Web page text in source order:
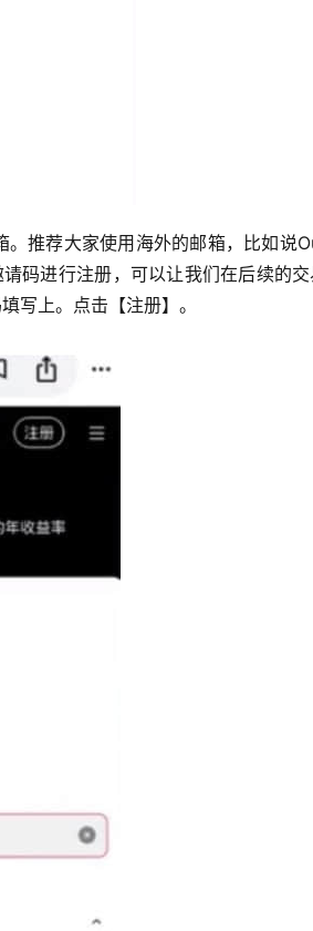
。推荐大家使用海外的邮箱，比如说
码进行注册，可以让我们在后续的
写上。点击【注册】。